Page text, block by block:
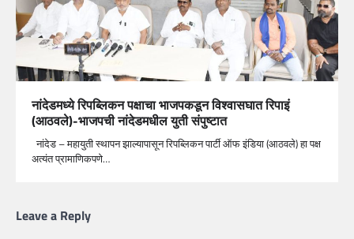
नांदेडमध्ये रिपब्लिकन पक्षाचा भाजपकडून विश्वासघात रिपाइं
(आठवले)-भाजपची नांदेडमधील युती संपुष्टात
नांदेड – महायुती स्थापन झाल्यापासून रिपब्लिकन पार्टी ऑफ इंडिया (आठवले) हा पक्ष
अत्यंत प्रामाणिकपणे…
Leave a Reply